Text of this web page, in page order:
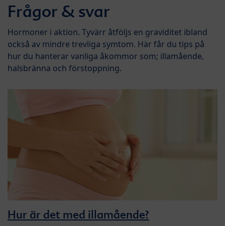
Frågor & svar
Hormoner i aktion. Tyvärr åtföljs en graviditet ibland
också av mindre trevliga symtom. Här får du tips på
hur du hanterar vanliga åkommor som; illamående,
halsbränna och förstoppning.
Hur är det med illamående?